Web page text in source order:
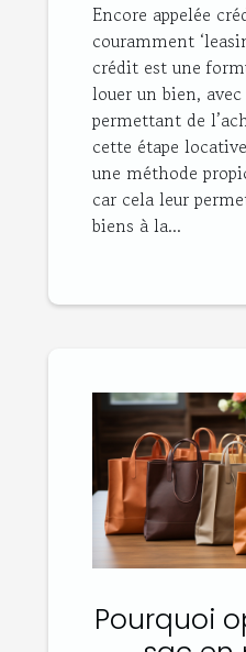
Encore appelée
couramment
crédit est une
louer un bien,
permettant de
cette étape
une méthode
car cela leur
biens à la...
Pourquoi